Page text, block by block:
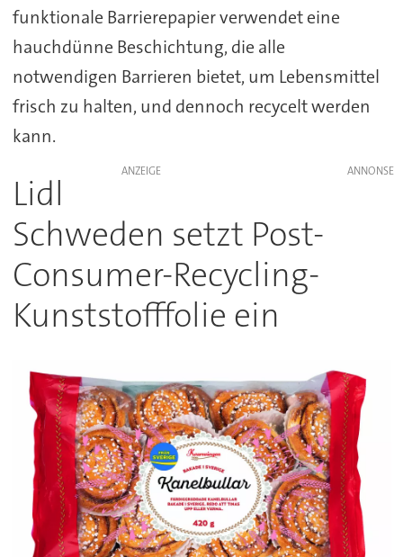
funktionale Barrierepapier verwendet eine
hauchdünne Beschichtung, die alle
notwendigen Barrieren bietet, um Lebensmittel
frisch zu halten, und dennoch recycelt werden
kann.
ANZEIGE
Lidl
Schweden setzt Post-
Consumer-Recycling-
Kunststofffolie ein